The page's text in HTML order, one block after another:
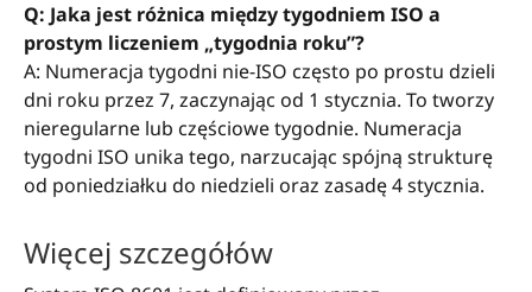
Q: Jaka jest różnica między tygodniem ISO a
prostym liczeniem „tygodnia roku”?
A: Numeracja tygodni nie-ISO często po prostu dzieli
dni roku przez 7, zaczynając od 1 stycznia. To tworzy
nieregularne lub częściowe tygodnie. Numeracja
tygodni ISO unika tego, narzucając spójną strukturę
od poniedziałku do niedzieli oraz zasadę 4 stycznia.
Więcej szczegółów